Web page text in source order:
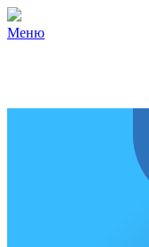
Меню